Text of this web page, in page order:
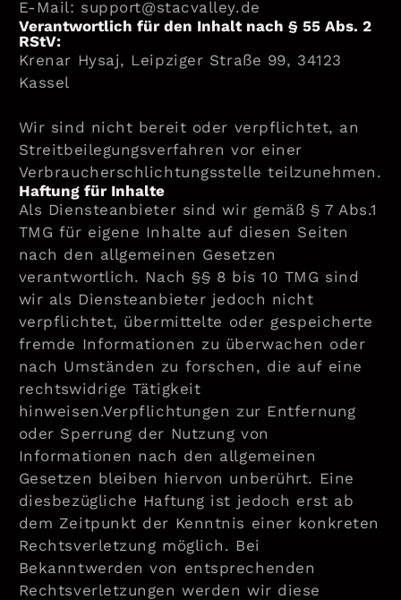
E-Mail: support@stacvalley.de
Verantwortlich für den Inhalt nach § 55 Abs. 2
RStV:
Krenar Hysaj, Leipziger Straße 99, 34123
Kassel
Wir sind nicht bereit oder verpflichtet, an
Streitbeilegungsverfahren vor einer
Verbraucherschlichtungsstelle teilzunehmen.
Haftung für Inhalte
Als Diensteanbieter sind wir gemäß § 7 Abs.1
TMG für eigene Inhalte auf diesen Seiten
nach den allgemeinen Gesetzen
verantwortlich. Nach §§ 8 bis 10 TMG sind
wir als Diensteanbieter jedoch nicht
verpflichtet, übermittelte oder gespeicherte
fremde Informationen zu überwachen oder
nach Umständen zu forschen, die auf eine
rechtswidrige Tätigkeit
hinweisen.Verpflichtungen zur Entfernung
oder Sperrung der Nutzung von
Informationen nach den allgemeinen
Gesetzen bleiben hiervon unberührt. Eine
diesbezügliche Haftung ist jedoch erst ab
dem Zeitpunkt der Kenntnis einer konkreten
Rechtsverletzung möglich. Bei
Bekanntwerden von entsprechenden
Rechtsverletzungen werden wir diese